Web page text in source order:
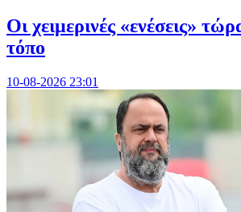
Οι χειμερινές «ενέσεις»
τόπο
10-08-2026 23:01